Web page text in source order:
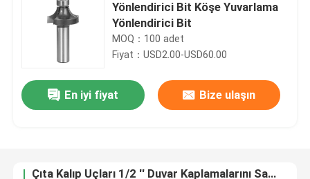
Ana sayfa
Ürünler
Hakkımızda
Yönlendirici Bit Köşe Yuvarlama
Yönlendirici Bit
MOQ：100 adet
Fiyat：USD2.00-USD60.00
En iyi fiyat Bize ulaşın